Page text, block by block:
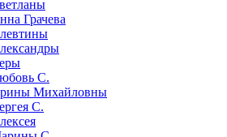
Грачева
С.
Михайловны
С.